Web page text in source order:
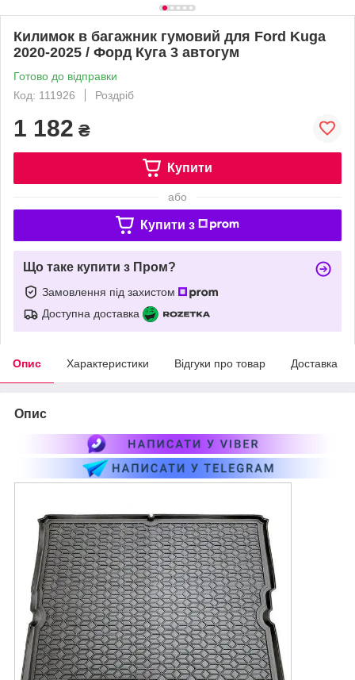
Килимок в багажник гумовий для Ford Kuga
2020-2025 / Форд Куга 3 автогум
Готово до відправки
Код: 111926
Роздріб
1 182 ₴
Купити
або
Купити з
Що таке купити з Пром?
Замовлення під захистом
Доступна доставка
Опис Характеристики Відгуки про товар Доставка
Опис